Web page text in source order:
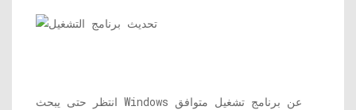
انتظر حتى يبحث Windows عن برنامج تشغيل متوافق